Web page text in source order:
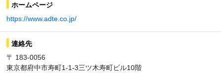
ホームページ
https://www.adte.co.jp/
連絡先
〒 183-0056
東京都府中市寿町1-1-3三ツ木寿町ビル10階